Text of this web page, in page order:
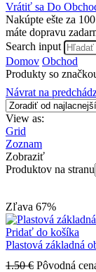
Vrátiť sa Do
Nakúpte ešte za
máte dopravu
Search input
Domov Obchod
Produkty so
Návrat na
View as:
Grid
Zoznam
Zobraziť
Produktov na stranu
Zľava 67%
Pridať do košíka
Plastová základná
1.50€ Pôvodná